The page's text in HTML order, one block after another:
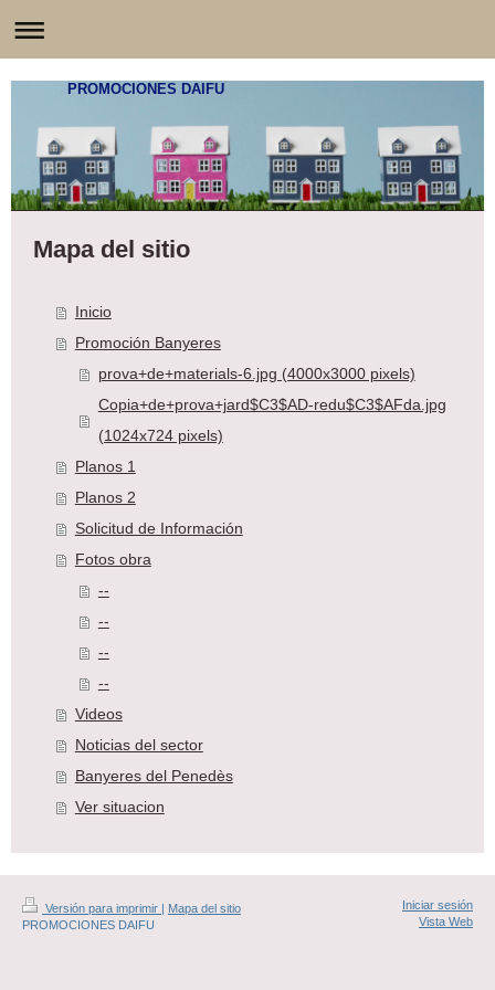
PROMOCIONES DAIFU
Mapa del sitio
Inicio
Promoción Banyeres
prova+de+materials-6.jpg (4000x3000 pixels)
Copia+de+prova+jard$C3$AD-redu$C3$AFda.jpg
(1024x724 pixels)
Planos 1
Planos 2
Solicitud de Información
Fotos obra
--
--
--
--
Videos
Noticias del sector
Banyeres del Penedès
Ver situacion
Versión para imprimir | Mapa del sitio
PROMOCIONES DAIFU
Iniciar sesión
Vista Web